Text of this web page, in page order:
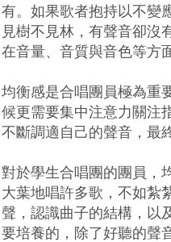
有。如果歌者抱持以不
見樹不見林，有聲音卻沒
在音量、音質與音色等方
均衡感是合唱團員極為重
候更需要集中注意力關注
不斷調適自己的聲音，最
對於學生合唱團的團員，
大葉地唱許多歌，不如紮
聲，認識曲子的結構，以
要培養的，除了好聽的聲